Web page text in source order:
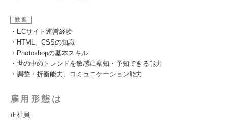
歓迎
・ECサイト運営経験
・HTML、CSSの知識
・Photoshopの基本スキル
・世の中のトレンドを敏感に察知・予知できる能力
・調整・折衝能力、コミュニケーション能力
雇用形態は
正社員